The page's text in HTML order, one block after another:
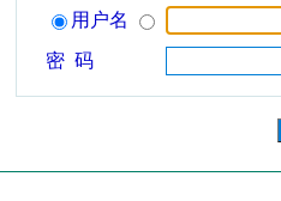
用户名
密 码